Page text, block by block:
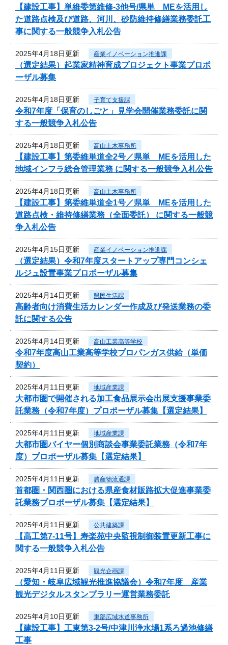
【建設工事】単維委第維修‐3他号/県単 MEを活用し
た道路点検及び道路、河川、砂防維持修繕業務委託工
事に関する一般競争入札公告
2025年4月18日更新 産業イノベーション推進課
（選定結果）起業家精神育成プロジェクト事業プロポ
ーザル募集
2025年4月18日更新 子育て支援課
令和7年度「保育のしごと」見学会開催業務委託に関
する一般競争入札公告
2025年4月18日更新 高山土木事務所
【建設工事】第委維単道全2号／県単 MEを活用した
地域インフラ総合管理業務 に関する一般競争入札公告
2025年4月18日更新 高山土木事務所
【建設工事】第委維単道全1号／県単 MEを活用した
道路点検・維持修繕業務（全面委託） に関する一般競
争入札公告
2025年4月15日更新 産業イノベーション推進課
（選定結果）令和7年度スタートアップ専門コンシェ
ルジュ設置事業プロポーザル募集
2025年4月14日更新 県民生活課
高齢者向け消費生活カレンダー作成及び発送業務の委
託に関する公告
2025年4月14日更新 高山工業高等学校
令和7年度高山工業高等学校プロパンガス供給（単価
契約）
2025年4月11日更新 地域産業課
大都市圏で開催される加工食品展示会出展支援事業委
託業務（令和7年度）プロポーザル募集【選定結果】
2025年4月11日更新 地域産業課
大都市圏バイヤー個別商談会事業委託業務（令和7年
度）プロポーザル募集【選定結果】
2025年4月11日更新 農産物流通課
首都圏・関西圏における県産食材販路拡大促進事業委
託業務プロポーザル募集【選定結果】
2025年4月11日更新 公共建築課
【高工第7-11号】寿楽苑中央監視制御装置更新工事に
関する一般競争入札公告
2025年4月11日更新 観光企画課
（愛知・岐阜広域観光推進協議会）令和7年度 産業
観光デジタルスタンプラリー運営業務委託
2025年4月10日更新 東部広域水道事務所
【建設工事】工東第3-2号/中津川浄水場1系ろ過池修繕
工事